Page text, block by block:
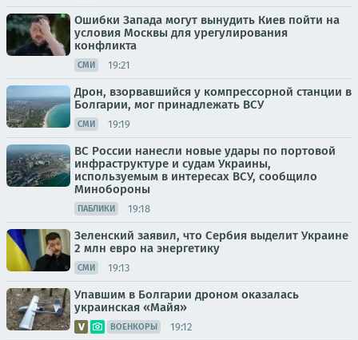
Ошибки Запада могут вынудить Киев пойти на
условия Москвы для урегулирования
конфликта
СМИ 19:21
Дрон, взорвавшийся у компрессорной станции в
Болгарии, мог принадлежать ВСУ
СМИ 19:19
ВС России нанесли новые удары по портовой
инфраструктуре и судам Украины,
используемым в интересах ВСУ, сообщило
Минобороны
ПАБЛИКИ 19:18
Зеленский заявил, что Сербия выделит Украине
2 млн евро на энергетику
СМИ 19:13
Упавшим в Болгарии дроном оказалась
украинская «Майя»
ВОЕНКОРЫ 19:12